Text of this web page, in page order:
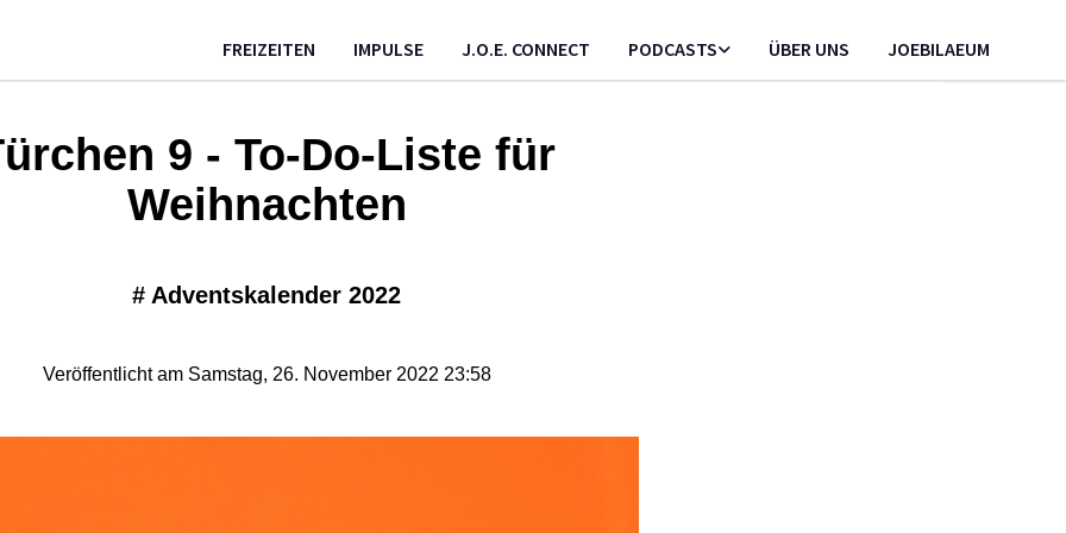
FREIZEITEN IMPULSE J.O.E. CONNECT PODCASTS ÜBER UNS JOEBILAEUM
9 - To-Do-Liste für
Weihnachten
# Adventskalender 2022
Veröffentlicht am Samstag, 26. November 2022 23:58